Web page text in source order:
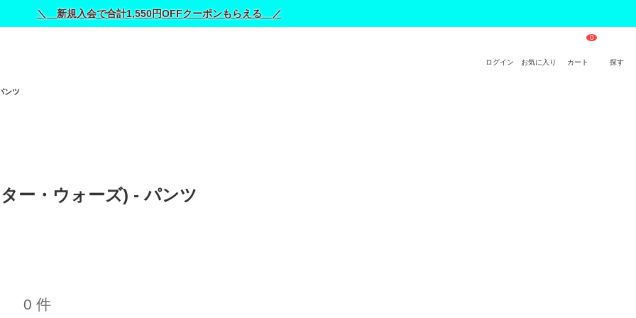
＼ 新規入会で合計1,550円OFFクーポンもらえる ／
ログイン お気に入り カート 探す
ンツ
ー・ウォーズ) - パンツ
0 件